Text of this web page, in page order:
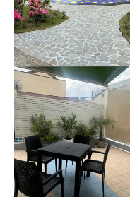
自然の景観と彫刻が調
する箱根彫刻の森美術
2026年4月 箱根